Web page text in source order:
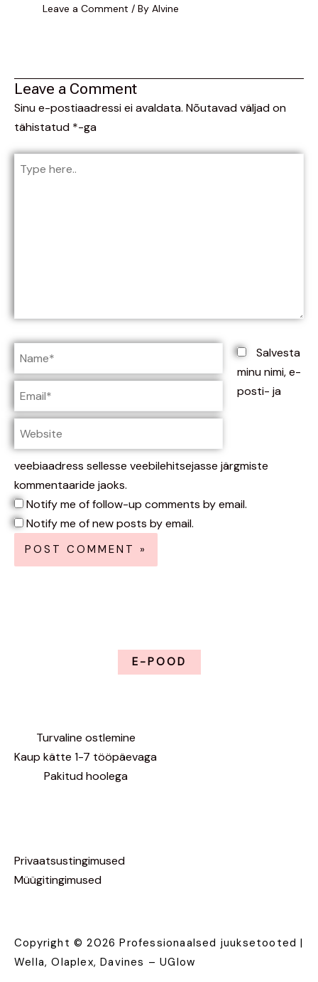
Leave a Comment / By Alvine
Leave a Comment
Sinu e-postiaadressi ei avaldata. Nõutavad väljad on
tähistatud *-ga
Type
Name*
Email*
Website
Salvesta
minu nimi, e-
posti- ja
veebiaadress sellesse veebilehitsejasse järgmiste
kommentaaride jaoks.
Notify me of follow-up comments by email.
Notify me of new posts by email.
E-POOD
Turvaline ostlemine
Kaup kätte 1-7 tööpäevaga
Pakitud hoolega
Privaatsustingimused
Müügitingimused
Copyright © 2026 Professionaalsed juuksetooted |
Wella, Olaplex, Davines – UGlow